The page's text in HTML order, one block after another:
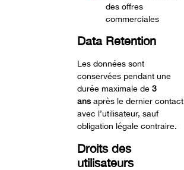
des offres
commerciales
Data Retention
Les données sont
conservées pendant une
durée maximale de 3
ans après le dernier contact
avec l’utilisateur, sauf
obligation légale contraire.
Droits des
utilisateurs